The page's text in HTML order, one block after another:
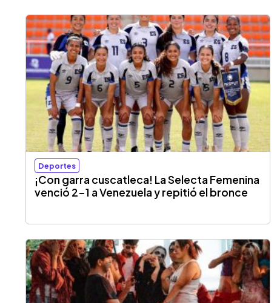
Deportes
¡Con garra cuscatleca! La Selecta Femenina
venció 2-1 a Venezuela y repitió el bronce